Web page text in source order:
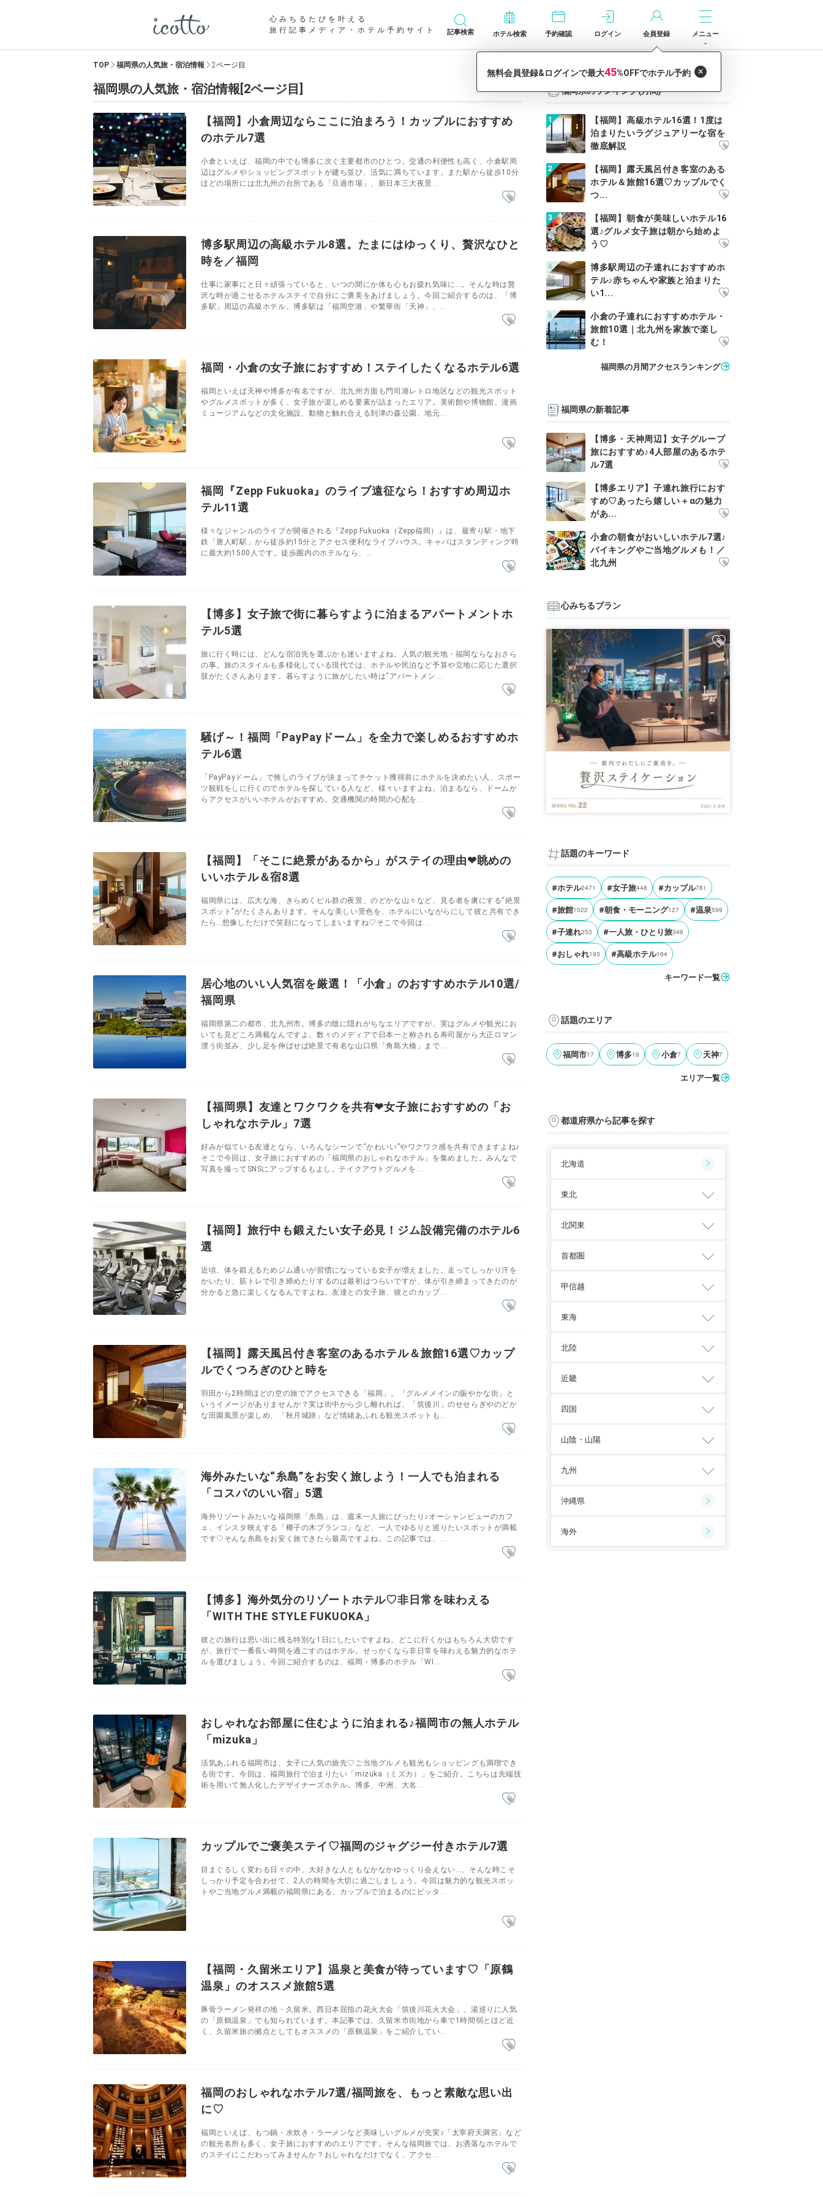
心みちるたびを叶える
旅行記事メディア・ホテル予約サイト
記事検索 ホテル検索 予約確認 ログイン 会員登録 メニュー
TOP 福岡県の人気旅・宿泊情報 2ページ目
福岡県の人気旅・宿泊情報[2ページ目]
【福岡】小倉周辺ならここに泊まろう！カップルにおすすめ
のホテル7選
小倉といえば、福岡の中でも博多に次ぐ主要都市のひとつ。交通の利便性も高く、小倉駅周
辺はグルメやショッピングスポットが建ち並び、活気に満ちています。また駅から徒歩10分
ほどの場所には北九州の台所である「旦過市場」、新日本三大夜景...
博多駅周辺の高級ホテル8選。たまにはゆっくり、贅沢なひと
時を／福岡
仕事に家事にと日々頑張っていると、いつの間にか体も心もお疲れ気味に…。そんな時は贅
沢な時が過ごせるホテルステイで自分にご褒美をあげましょう。今回ご紹介するのは、「博
多駅」周辺の高級ホテル。博多駅は「福岡空港」や繁華街「天神」、...
福岡・小倉の女子旅におすすめ！ステイしたくなるホテル6選
福岡といえば天神や博多が有名ですが、北九州方面も門司港レトロ地区などの観光スポット
やグルメスポットが多く、女子旅が楽しめる要素が詰まったエリア。美術館や博物館、漫画
ミュージアムなどの文化施設、動物と触れ合える到津の森公園、地元...
福岡『Zepp Fukuoka』のライブ遠征なら！おすすめ周辺ホ
テル11選
様々なジャンルのライブが開催される『Zepp Fukuoka（Zepp福岡）』は、最寄り駅・地下
鉄「唐人町駅」から徒歩約15分とアクセス便利なライブハウス。キャパはスタンディング時
に最大約1500人です。徒歩圏内のホテルなら、...
【博多】女子旅で街に暮らすように泊まるアパートメントホ
テル5選
旅に行く時には、どんな宿泊先を選ぶかも迷いますよね。人気の観光地・福岡ならなおさら
の事。旅のスタイルも多様化している現代では、ホテルや民泊など予算や立地に応じた選択
肢がたくさんあります。暮らすように旅がしたい時は“アパートメン...
騒げ～！福岡「PayPayドーム」を全力で楽しめるおすすめホ
テル6選
「PayPayドーム」で推しのライブが決まってチケット獲得前にホテルを決めたい人、スポー
ツ観戦をしに行くのでホテルを探している人など、様々いますよね。泊まるなら、ドームか
らアクセスがいいホテルがおすすめ。交通機関の時間の心配を...
【福岡】「そこに絶景があるから」がステイの理由❤眺めの
いいホテル＆宿8選
福岡県には、広大な海、きらめくビル群の夜景、のどかな山々など、見る者を虜にする“絶景
スポット”がたくさんあります。そんな美しい景色を、ホテルにいながらにして彼と共有でき
たら…想像しただけで笑顔になってしまいますね♡そこで今回は...
居心地のいい人気宿を厳選！「小倉」のおすすめホテル10選/
福岡県
福岡県第二の都市、北九州市。博多の陰に隠れがちなエリアですが、実はグルメや観光にお
いても見どころ満載なんですよ。数々のメディアで日本一と称される寿司屋から大正ロマン
漂う街並み、少し足を伸ばせば絶景で有名な山口県「角島大橋」まで...
【福岡県】友達とワクワクを共有❤女子旅におすすめの「お
しゃれなホテル」7選
好みが似ている友達となら、いろんなシーンで“かわいい”やワクワク感を共有できますよね♪
そこで今回は、女子旅におすすめの「福岡県のおしゃれなホテル」を集めました。みんなで
写真を撮ってSNSにアップするもよし。テイクアウトグルメを...
【福岡】旅行中も鍛えたい女子必見！ジム設備完備のホテル6
選
近頃、体を鍛えるためジム通いが習慣になっている女子が増えました。走ってしっかり汗を
かいたり、筋トレで引き締めたりするのは最初はつらいですが、体が引き締まってきたのが
分かると急に楽しくなるんですよね。友達との女子旅、彼とのカップ...
【福岡】露天風呂付き客室のあるホテル＆旅館16選♡カップ
ルでくつろぎのひと時を
羽田から2時間ほどの空の旅でアクセスできる「福岡」。「グルメメインの賑やかな街」と
いうイメージがありませんか？実は街中から少し離れれば、「筑後川」のせせらぎやのどか
な田園風景が楽しめ、「秋月城跡」など情緒あふれる観光スポットも...
海外みたいな“糸島”をお安く旅しよう！一人でも泊まれる
「コスパのいい宿」5選
海外リゾートみたいな福岡県「糸島」は、週末一人旅にぴったり♪オーシャンビューのカフ
ェ、インスタ映えする「椰子の木ブランコ」など、一人でゆるりと巡りたいスポットが満載
です♡そんな糸島をお安く旅できたら最高ですよね。この記事では、...
【博多】海外気分のリゾートホテル♡非日常を味わえる
「WITH THE STYLE FUKUOKA」
彼との旅行は思い出に残る特別な1日にしたいですよね。どこに行くかはもちろん大切です
が、旅行で一番長い時間を過ごすのはホテル。せっかくなら非日常を味わえる魅力的なホテ
ルを選びましょう。今回ご紹介するのは、福岡・博多のホテル「WI...
おしゃれなお部屋に住むように泊まれる♪福岡市の無人ホテル
「mizuka」
活気あふれる福岡市は、女子に人気の旅先♡ご当地グルメも観光もショッピングも満喫でき
る街です。今回は、福岡旅行で泊まりたい「mizuka（ミズカ）」をご紹介。こちらは先端技
術を用いて無人化したデザイナーズホテル。博多、中洲、大名...
カップルでご褒美ステイ♡福岡のジャグジー付きホテル7選
目まぐるしく変わる日々の中、大好きな人ともなかなかゆっくり会えない…。そんな時こそ
しっかり予定を合わせて、2人の時間を大切に過ごしましょう。今回は魅力的な観光スポッ
トやご当地グルメ満載の福岡県にある、カップルで泊まるのにピッタ...
【福岡・久留米エリア】温泉と美食が待っています♡「原鶴
温泉」のオススメ旅館5選
豚骨ラーメン発祥の地・久留米。西日本屈指の花火大会「筑後川花火大会」、湯巡りに人気
の「原鶴温泉」でも知られています。本記事では、久留米市街地から車で1時間弱とほど近
く、久留米旅の拠点としてもオススメの「原鶴温泉」をご紹介してい...
福岡のおしゃれなホテル7選/福岡旅を、もっと素敵な思い出
に♡
福岡といえば、もつ鍋・水炊き・ラーメンなど美味しいグルメが充実♪「太宰府天満宮」など
の観光名所も多く、女子旅におすすめのエリアです。そんな福岡旅では、お洒落なホテルで
のステイにこだわってみませんか？おしゃれなだけでなく、アクセ...
福岡県のランキング(月間)
【福岡】高級ホテル16選！1度は
泊まりたいラグジュアリーな宿を
徹底解説
【福岡】露天風呂付き客室のある
ホテル＆旅館16選♡カップルでく
つ...
【福岡】朝食が美味しいホテル16
選♪グルメ女子旅は朝から始めよ
う♡
博多駅周辺の子連れにおすすめホ
テル♪赤ちゃんや家族と泊まりた
い1...
小倉の子連れにおすすめホテル・
旅館10選｜北九州を家族で楽し
む！
福岡県の月間アクセスランキング
福岡県の新着記事
【博多・天神周辺】女子グループ
旅におすすめ♪4人部屋のあるホテ
ル7選
【博多エリア】子連れ旅行におす
すめ♡あったら嬉しい＋αの魅力
があ...
小倉の朝食がおいしいホテル7選♪
バイキングやご当地グルメも！／
北九州
心みちるプラン
話題のキーワード
#ホテル2471 #女子旅448 #カップル781
#旅館1022 #朝食・モーニング127 #温泉599
#子連れ253 #一人旅・ひとり旅346
#おしゃれ193 #高級ホテル164
キーワード一覧
話題のエリア
福岡市17 博多19 小倉7 天神7
エリア一覧
都道府県から記事を探す
北海道
東北
北関東
首都圏
甲信越
東海
北陸
近畿
四国
山陰・山陽
九州
沖縄県
海外